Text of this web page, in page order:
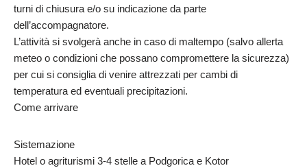
turni di chiusura e/o su indicazione da parte
dell’accompagnatore.
L’attività si svolgerà anche in caso di maltempo (salvo allerta
meteo o condizioni che possano compromettere la sicurezza)
per cui si consiglia di venire attrezzati per cambi di
temperatura ed eventuali precipitazioni.
Come arrivare
Sistemazione
Hotel o agriturismi 3-4 stelle a Podgorica e Kotor